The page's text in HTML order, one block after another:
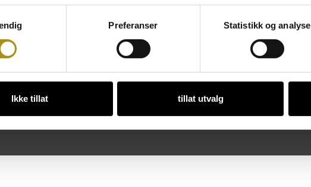
Preferanser Statistikk og analyse
Ikke tillat tillat utvalg
hovslagerfaget • Org. nr. 981 112 97 • Designet og utviklet av